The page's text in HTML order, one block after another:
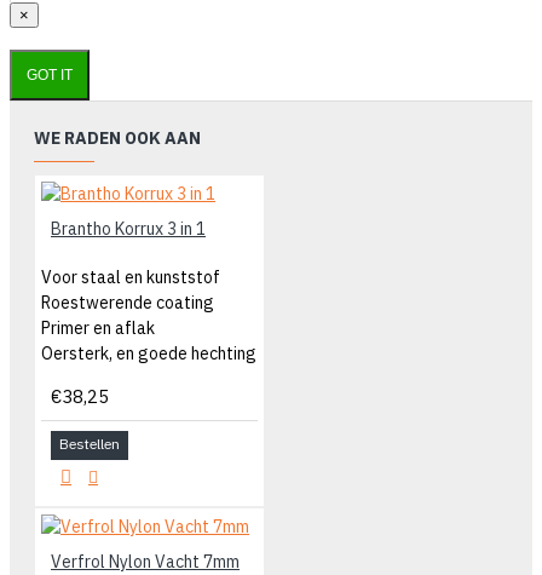
×
GOT IT
WE RADEN OOK AAN
Brantho Korrux 3 in 1
Voor staal en kunststof
Roestwerende coating
Primer en aflak
Oersterk, en goede hechting
€38,25
Bestellen
Verfrol Nylon Vacht 7mm